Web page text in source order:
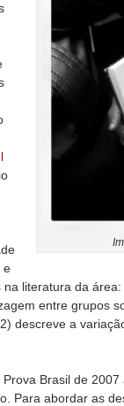
e
literatura da
entre grupos
descreve a
Brasil de
Para abordar as